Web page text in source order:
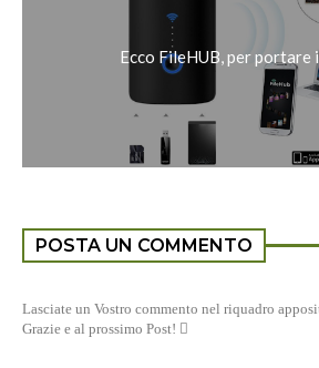
Ecco FileHUB, per portare
POSTA UN COMMENTO
Lasciate un Vostro commento nel riquadro
Grazie e al prossimo Post! 